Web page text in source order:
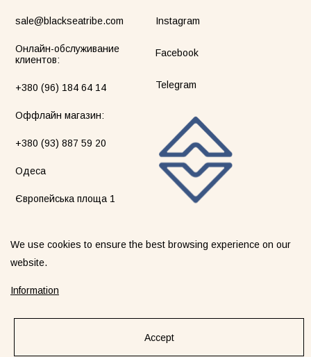
sale@blackseatribe.com
Онлайн-обслуживание
клиентов:
+380 (96) 184 64 14
Оффлайн магазин:
+380 (93) 887 59 20
Одеса
Європейська площа 1
Instagram
Facebook
Telegram
We use cookies to ensure the best browsing experience on our
website.
Information
Accept